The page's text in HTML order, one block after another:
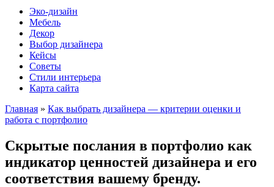
Эко-дизайн
Мебель
Декор
Выбор дизайнера
Кейсы
Советы
Стили интерьера
Карта сайта
Главная » Как выбрать дизайнера — критерии оценки и
работа с портфолио
Скрытые послания в портфолио как
индикатор ценностей дизайнера и его
соответствия вашему бренду.